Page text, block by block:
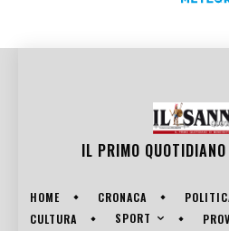
IL PRIMO
HOME CRONACA
CULTURA
SPORT